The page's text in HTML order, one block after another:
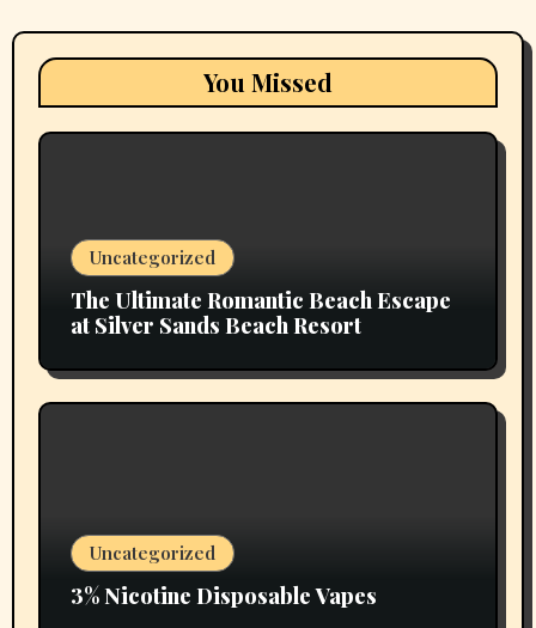
You Missed
Uncategorized
The Ultimate Romantic Beach Escape
at Silver Sands Beach Resort
Uncategorized
3% Nicotine Disposable Vapes